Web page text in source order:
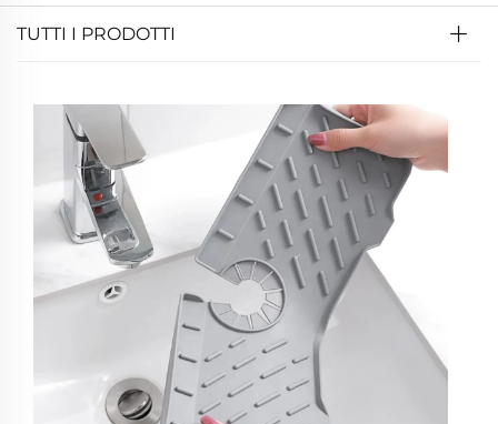
TUTTI I PRODOTTI